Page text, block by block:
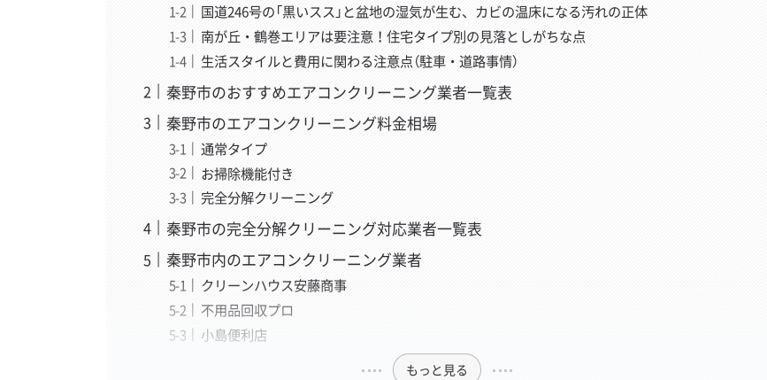
国道246号の「黒いスス」と盆地の湿気が生む、カビの温床になる汚れの正体
南が丘・鶴巻エリアは要注意！住宅タイプ別の見落としがちな点
生活スタイルと費用に関わる注意点（駐車・道路事情）
秦野市のおすすめエアコンクリーニング業者一覧表
秦野市のエアコンクリーニング料金相場
通常タイプ
お掃除機能付き
完全分解クリーニング
秦野市の完全分解クリーニング対応業者一覧表
秦野市内のエアコンクリーニング業者
クリーンハウス安藤商事
不用品回収プロ
小島便利店
もっと見る